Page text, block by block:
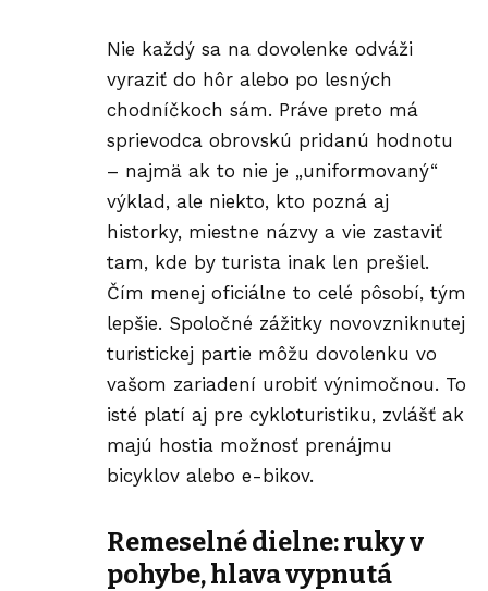
Nie každý sa na dovolenke odváži
vyraziť do hôr alebo po lesných
chodníčkoch sám. Práve preto má
sprievodca obrovskú pridanú hodnotu
– najmä ak to nie je „uniformovaný“
výklad, ale niekto, kto pozná aj
historky, miestne názvy a vie zastaviť
tam, kde by turista inak len prešiel.
Čím menej oficiálne to celé pôsobí, tým
lepšie. Spoločné zážitky novovzniknutej
turistickej partie môžu dovolenku vo
vašom zariadení urobiť výnimočnou. To
isté platí aj pre cykloturistiku, zvlášť ak
majú hostia možnosť prenájmu
bicyklov alebo e-bikov.
Remeselné dielne: ruky v
pohybe, hlava vypnutá